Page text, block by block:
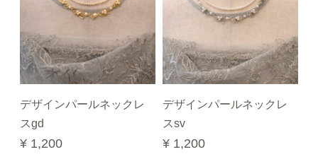
デザインパールネックレ
スgd
¥ 1,200
デザインパールネックレ
スsv
¥ 1,200